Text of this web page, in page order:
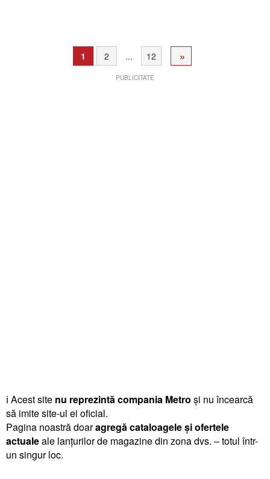
1 2 ... 12 »
PUBLICITATE
ℹ️ Acest site nu reprezintă compania Metro și nu încearcă
să imite site-ul ei oficial.
Pagina noastră doaragregă cataloagele și ofertele
actualeale lanțurilor de magazine din zona dvs. – totul într-
un singur loc.